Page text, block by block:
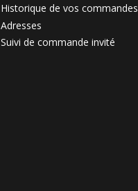
Historique de vos commandes
Adresses
Suivi de commande invité